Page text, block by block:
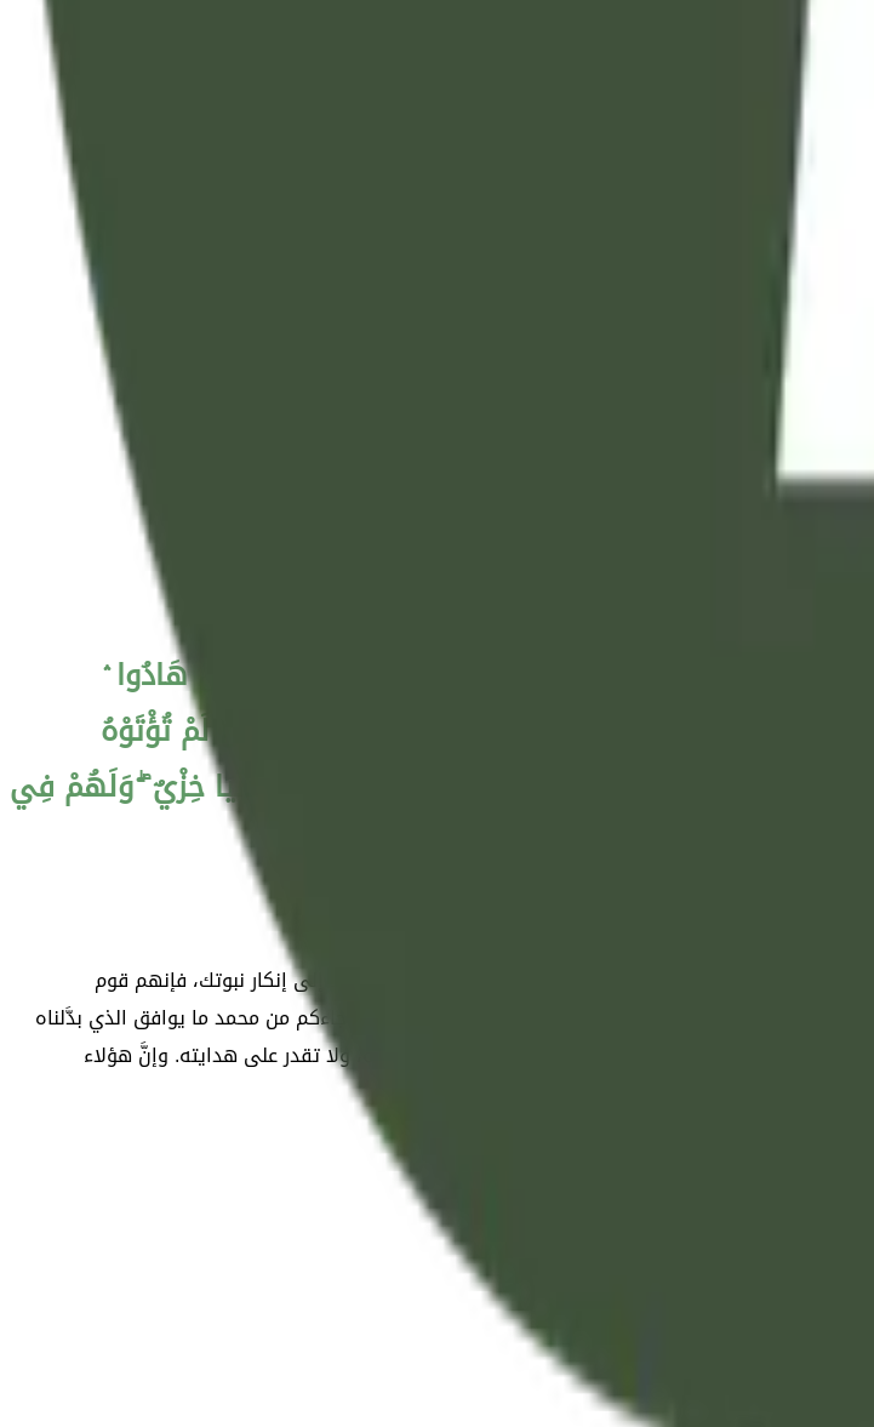
قَالُوا آمَنَّا بِأَفْوَاهِهِمْ وَلَمْ تُؤْمِنْ قُلُوبُهُمْ ۛ وَمِنَ الَّذِينَ هَادُوا
بَعْدِ مَوَاضِعِهِ ۖ يَقُولُونَ إِنْ أُوتِيتُمْ هَٰذَا فَخُذُوهُ وَإِنْ لَمْ تُؤْتَوْهُ
الَّذِينَ لَمْ يُرِدِ اللَّهُ أَنْ يُطَهِّرَ قُلُوبَهُمْ ۚ لَهُمْ فِي الدُّنْيَا خِزْيٌ ۖ وَلَهُمْ فِي
خالية منه، فإني ناصرك عليهم. ولا يحزنك تسرُّع اليهود إلى إنكار نبوتك، فإنهم قوم
الآخرون يُبَدِّلون كلام الله من بعد ما عَقَلوه، ويقولون: إن جاءكم من محمد ما يوافق الذي بدَّلناه
يشأ الله ضلالته فلن تستطيع -أيها الرسول- دَفْعَ ذلك عنه، ولا تقدر على هدايته. وإنَّ هؤلاء
ولهم في الآخرة عذاب عظيم.